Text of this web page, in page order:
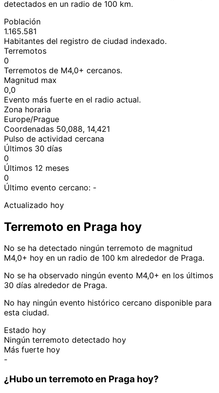
detectados en un radio de 100 km.
Población
1.165.581
Habitantes del registro de ciudad indexado.
Terremotos
0
Terremotos de M4,0+ cercanos.
Magnitud max
0,0
Evento más fuerte en el radio actual.
Zona horaria
Europe/Prague
Coordenadas 50,088, 14,421
Pulso de actividad cercana
Últimos 30 días
0
Últimos 12 meses
0
Último evento cercano: -
Actualizado hoy
Terremoto en Praga hoy
No se ha detectado ningún terremoto de magnitud
M4,0+ hoy en un radio de 100 km alrededor de Praga.
No se ha observado ningún evento M4,0+ en los últimos
30 días alrededor de Praga.
No hay ningún evento histórico cercano disponible para
esta ciudad.
Estado hoy
Ningún terremoto detectado hoy
Más fuerte hoy
-
¿Hubo un terremoto en Praga hoy?